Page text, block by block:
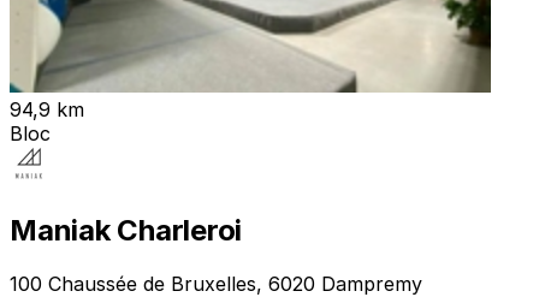
94,9 km
Bloc
Maniak Charleroi
100 Chaussée de Bruxelles, 6020 Dampremy